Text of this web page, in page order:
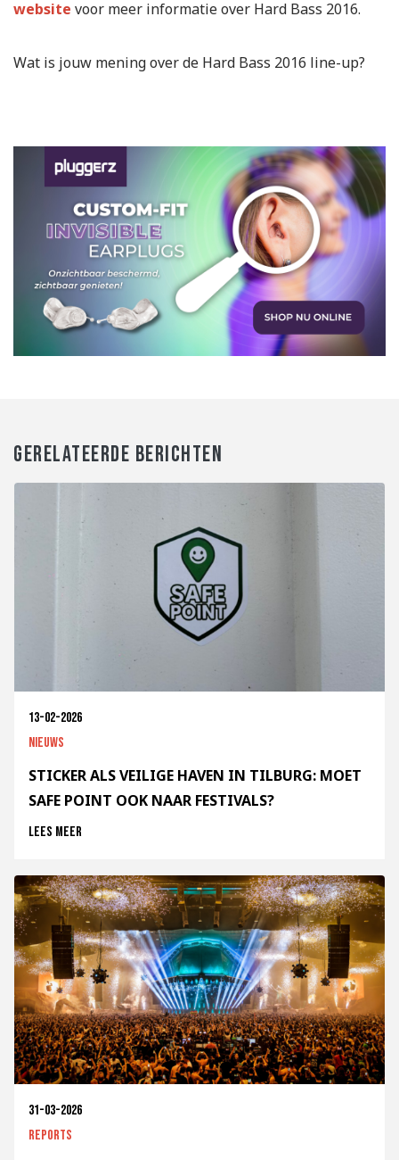
website voor meer informatie over Hard Bass 2016.
Wat is jouw mening over de Hard Bass 2016 line-up?
GERELATEERDE BERICHTEN
13-02-2026
Nieuws
STICKER ALS VEILIGE HAVEN IN TILBURG: MOET
SAFE POINT OOK NAAR FESTIVALS?
Lees meer
31-03-2026
Reports